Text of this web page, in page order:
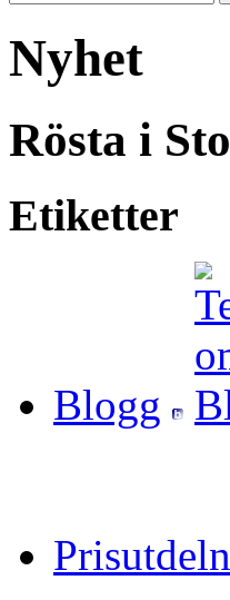
Nyhet
Rösta i
Etiketter
Blogg